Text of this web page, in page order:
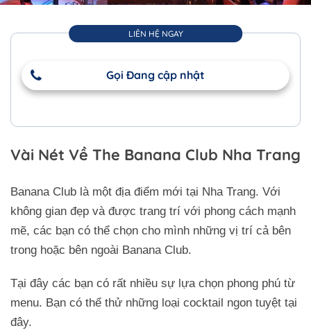
LIÊN HỆ NGAY
Gọi Đang cập nhật
Vài Nét Về The Banana Club Nha Trang
Banana Club là một địa điểm mới tại Nha Trang. Với
không gian đẹp và được trang trí với phong cách mạnh
mẽ, các bạn có thể chọn cho mình những vị trí cả bên
trong hoặc bên ngoài Banana Club.
Tại đây các bạn có rất nhiều sự lựa chọn phong phú từ
menu. Bạn có thể thử những loại cocktail ngon tuyệt tại
đây.